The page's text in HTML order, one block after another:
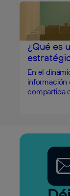
¿Qué es
En el
información
compartida